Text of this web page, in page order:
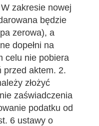
W zakresie nowej
będzie
zerowa), a
dopełni na
celu nie pobiera
przed aktem. 2.
złożyć
zaświadczenia
podatku od
6 ustawy o